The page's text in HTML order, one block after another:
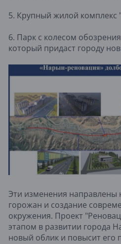
5. Крупный жилой комплекс
6. Парк с колесом
который придаст городу
Эти изменения направлены
горожан и создание
окружения. Проект
этапом в развитии города
новый облик и повысит его